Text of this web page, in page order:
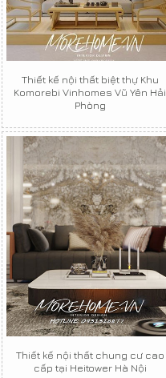
Thiết kế nội thất biệt thự Khu
Komorebi Vinhomes Vũ Yên Hải
Phòng
Thiết kế nội thất chung cư cao
cấp tại Heitower Hà Nội